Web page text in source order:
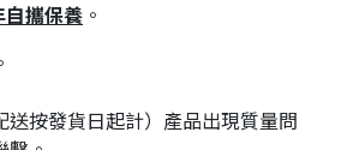
自攜保養 。
送按發貨日起計）產品出現質量問